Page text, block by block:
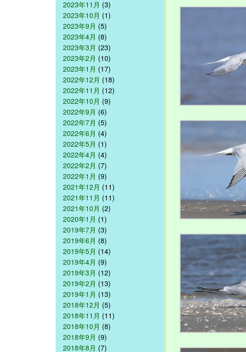
2023年11月 (3)
2023年10月 (1)
2023年9月 (5)
2023年4月 (8)
2023年3月 (23)
2023年2月 (10)
2023年1月 (17)
2022年12月 (18)
2022年11月 (12)
2022年10月 (9)
2022年9月 (6)
2022年7月 (5)
2022年6月 (4)
2022年5月 (1)
2022年4月 (4)
2022年2月 (7)
2022年1月 (9)
2021年12月 (11)
2021年11月 (11)
2021年10月 (2)
2020年1月 (1)
2019年7月 (3)
2019年6月 (8)
2019年5月 (14)
2019年4月 (9)
2019年3月 (12)
2019年2月 (13)
2019年1月 (13)
2018年12月 (5)
2018年11月 (11)
2018年10月 (8)
2018年9月 (9)
2018年8月 (7)